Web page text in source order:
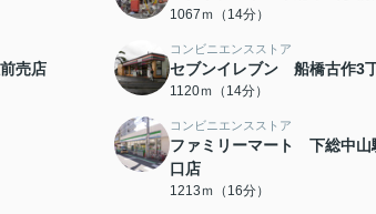
1067ｍ（14分）
売店
コンビニエンスストア
セブンイレブン 船橋古作3
1120ｍ（14分）
コンビニエンスストア
ファミリーマート 下総中山
口店
1213ｍ（16分）